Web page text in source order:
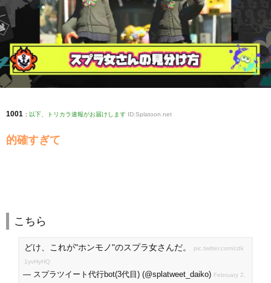
1001 : 以下、トリカラ速報がお届けします ID:Splatoon.net
的確すぎて
こちら
どけ、これが"ホンモノ"のスプラ女さんだ。
pic.twitter.com/cdk
1yvHyHQ
— スプラツイート代行bot(3代目) (@splatweet_daiko) February 2,